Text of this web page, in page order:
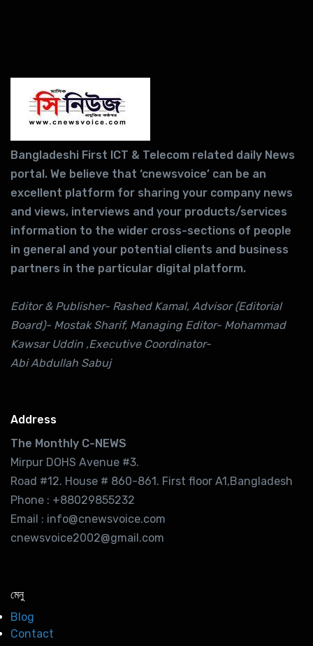
Bangladeshi First ICT & Telecom related daily News
portal. We believe that ‘cnewsvoice’ can be an
excellent platform for sharing your company news
and views, interviews and your products/services
information to the wider cross-sections of people
in general and your potential clients and business
partners in the particular digital platform.
Editor & Publisher- Rashed Kamal, Advisor (Editorial
Board)- Mostak Sharif, Managing Editor- Mohammad
Kawsar Uddin ,Executive Coordinator-
Abi Abdullah Sabuj
Address
The Monthly C-NEWS
Mirpur DOHS Avenue #3.
Road #12. House # 860-861. First floor A1,Bangladesh
Phone : +88029855232
Email : info@cnewsvoice.com
cnewsvoice2002@gmail.com
মেনু
Blog
Contact